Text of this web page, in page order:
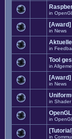
in OpenGL
in News
in
Tool
in
in News
in Shader
in OpenGL
in